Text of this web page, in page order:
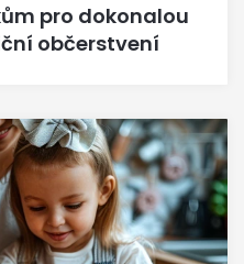
pro dokonalou
občerstvení